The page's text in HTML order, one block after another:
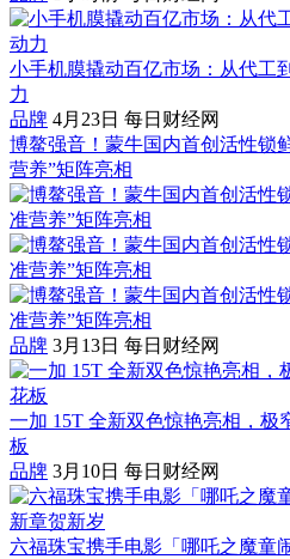
小手机膜撬动百亿市场：从代工
力
品牌 4月23日 每日财经网
博鳌强音！蒙牛国内首创活性锁
营养”矩阵亮相
品牌 3月13日 每日财经网
一加 15T 全新双色惊艳亮相，极
板
品牌 3月10日 每日财经网
六福珠宝携手电影「哪吒之魔童